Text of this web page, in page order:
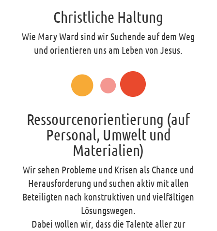
Christliche Haltung
Wie Mary Ward sind wir Suchende auf dem Weg
und orientieren uns am Leben von Jesus.
Ressourcenorientierung (auf
Personal, Umwelt und
Materialien)
Wir sehen Probleme und Krisen als Chance und
Herausforderung und suchen aktiv mit allen
Beteiligten nach konstruktiven und vielfältigen
Lösungswegen.
Dabei wollen wir, dass die Talente aller zur